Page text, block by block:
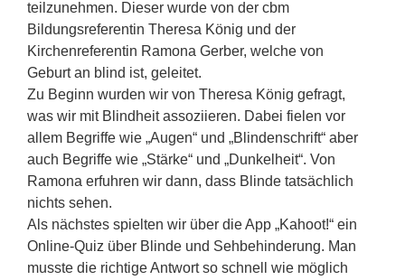
teilzunehmen. Dieser wurde von der cbm
Bildungsreferentin Theresa König und der
Kirchenreferentin Ramona Gerber, welche von
Geburt an blind ist, geleitet.
Zu Beginn wurden wir von Theresa König gefragt,
was wir mit Blindheit assoziieren. Dabei fielen vor
allem Begriffe wie „Augen“ und „Blindenschrift“ aber
auch Begriffe wie „Stärke“ und „Dunkelheit“. Von
Ramona erfuhren wir dann, dass Blinde tatsächlich
nichts sehen.
Als nächstes spielten wir über die App „Kahoot!“ ein
Online-Quiz über Blinde und Sehbehinderung. Man
musste die richtige Antwort so schnell wie möglich